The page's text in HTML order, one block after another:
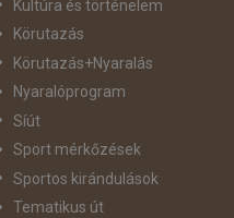
Kultúra és történelem
Körutazás
Körutazás+Nyaralás
Nyaralóprogram
Síút
Sport mérkőzések
Sportos kirándulások
Tematikus út